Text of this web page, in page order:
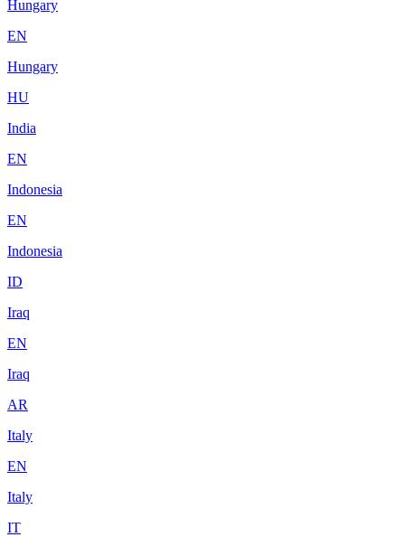
Hungary
EN
Hungary
HU
India
EN
Indonesia
EN
Indonesia
ID
Iraq
EN
Iraq
AR
Italy
EN
Italy
IT